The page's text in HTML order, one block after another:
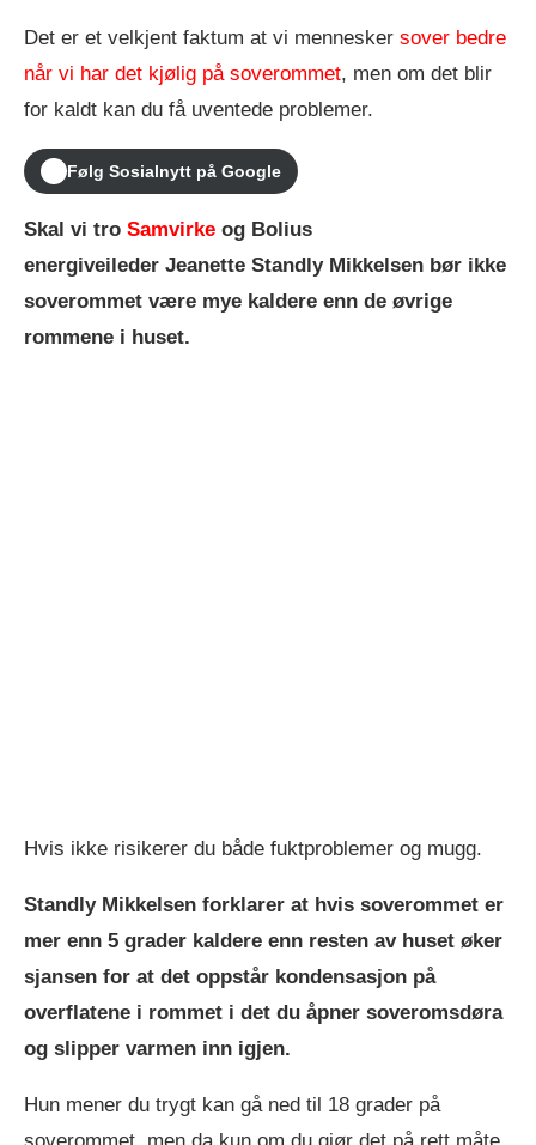
Det er et velkjent faktum at vi mennesker sover bedre
når vi har det kjølig på soverommet, men om det blir
for kaldt kan du få uventede problemer.
Følg Sosialnytt på Google
Skal vi tro Samvirke og Bolius
energiveileder Jeanette Standly Mikkelsen bør ikke
soverommet være mye kaldere enn de øvrige
rommene i huset.
Hvis ikke risikerer du både fuktproblemer og mugg.
Standly Mikkelsen forklarer at hvis soverommet er
mer enn 5 grader kaldere enn resten av huset øker
sjansen for at det oppstår kondensasjon på
overflatene i rommet i det du åpner soveromsdøra
og slipper varmen inn igjen.
Hun mener du trygt kan gå ned til 18 grader på